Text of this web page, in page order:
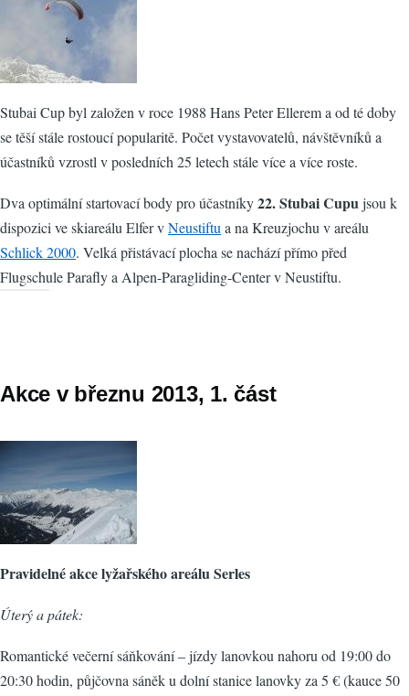
Stubai Cup byl založen v roce 1988 Hans Peter Ellerem a od té doby
se těší stále rostoucí popularitě. Počet vystavovatelů, návštěvníků a
účastníků vzrostl v posledních 25 letech stále více a více roste.
Dva optimální startovací body pro účastníky22. Stubai Cupujsou k
dispozici ve skiareálu Elfer vNeustiftu a na Kreuzjochu v areálu
Schlick 2000. Velká přistávací plocha se nachází přímo před
Flugschule Parafly a Alpen-Paragliding-Center v Neustiftu.
Akce v březnu 2013, 1. část
Pravidelné akce lyžařského areálu Serles
Úterý a pátek:
Romantické večerní sáňkování – jízdy lanovkou nahoru od 19:00 do
20:30 hodin, půjčovna sáněk u dolní stanice lanovky za 5 € (kauce 50